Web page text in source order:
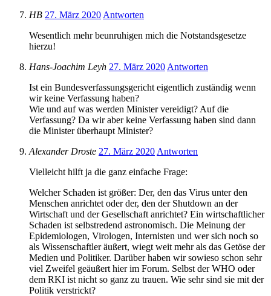
HB 27. März 2020 Antworten
Wesentlich mehr beunruhigen mich die Notstandsgesetze
hierzu!
Hans-Joachim Leyh 27. März 2020 Antworten
Ist ein Bundesverfassungsgericht eigentlich zuständig wenn
wir keine Verfassung haben?
Wie und auf was werden Minister vereidigt? Auf die
Verfassung? Da wir aber keine Verfassung haben sind dann
die Minister überhaupt Minister?
Alexander Droste 27. März 2020 Antworten
Vielleicht hilft ja die ganz einfache Frage:
Welcher Schaden ist größer: Der, den das Virus unter den
Menschen anrichtet oder der, den der Shutdown an der
Wirtschaft und der Gesellschaft anrichtet? Ein wirtschaftlicher
Schaden ist selbstredend astronomisch. Die Meinung der
Epidemiologen, Virologen, Internisten und wer sich noch so
als Wissenschaftler äußert, wiegt weit mehr als das Getöse der
Medien und Politiker. Darüber haben wir sowieso schon sehr
viel Zweifel geäußert hier im Forum. Selbst der WHO oder
dem RKI ist nicht so ganz zu trauen. Wie sehr sind sie mit der
Politik verstrickt?